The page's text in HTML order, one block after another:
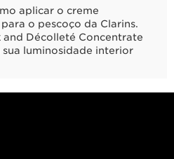
aplicar o creme
o pescoço da Clarins.
and Décolleté Concentrate
luminosidade interior